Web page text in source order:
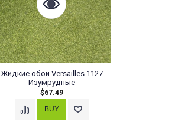
Жидкие обои Versailles 1127
Изумрудные
$67.49